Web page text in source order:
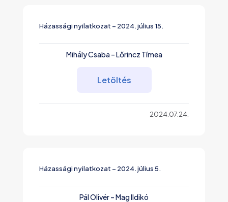
Házassági nyilatkozat – 2024. július 15.
Mihály Csaba – Lőrincz Tímea
Letöltés
2024.07.24.
Házassági nyilatkozat – 2024. július 5.
Pál Olivér – Mag Ildikó